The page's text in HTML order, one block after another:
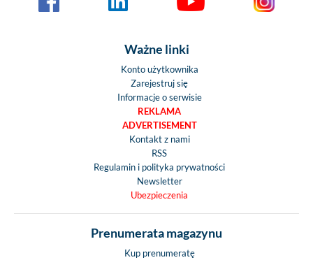
Ważne linki
Konto użytkownika
Zarejestruj się
Informacje o serwisie
REKLAMA
ADVERTISEMENT
Kontakt z nami
RSS
Regulamin i polityka prywatności
Newsletter
Ubezpieczenia
Prenumerata magazynu
Kup prenumeratę